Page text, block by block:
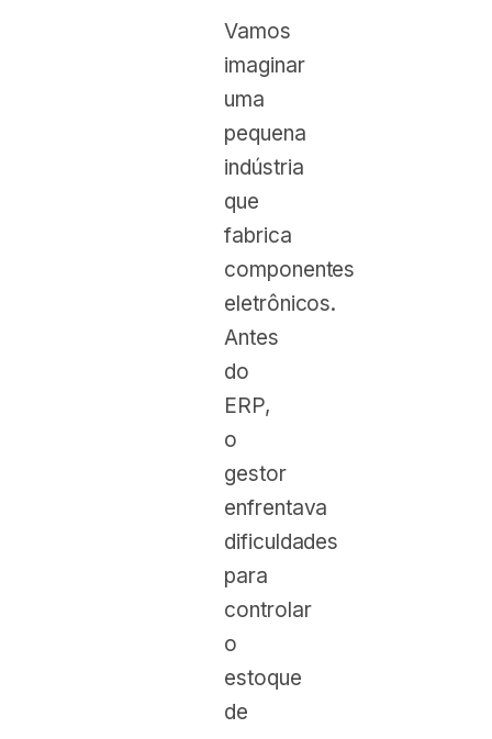
Vamos
imaginar
uma
pequena
indústria
que
fabrica
componentes
eletrônicos.
Antes
do
ERP,
o
gestor
enfrentava
dificuldades
para
controlar
o
estoque
de